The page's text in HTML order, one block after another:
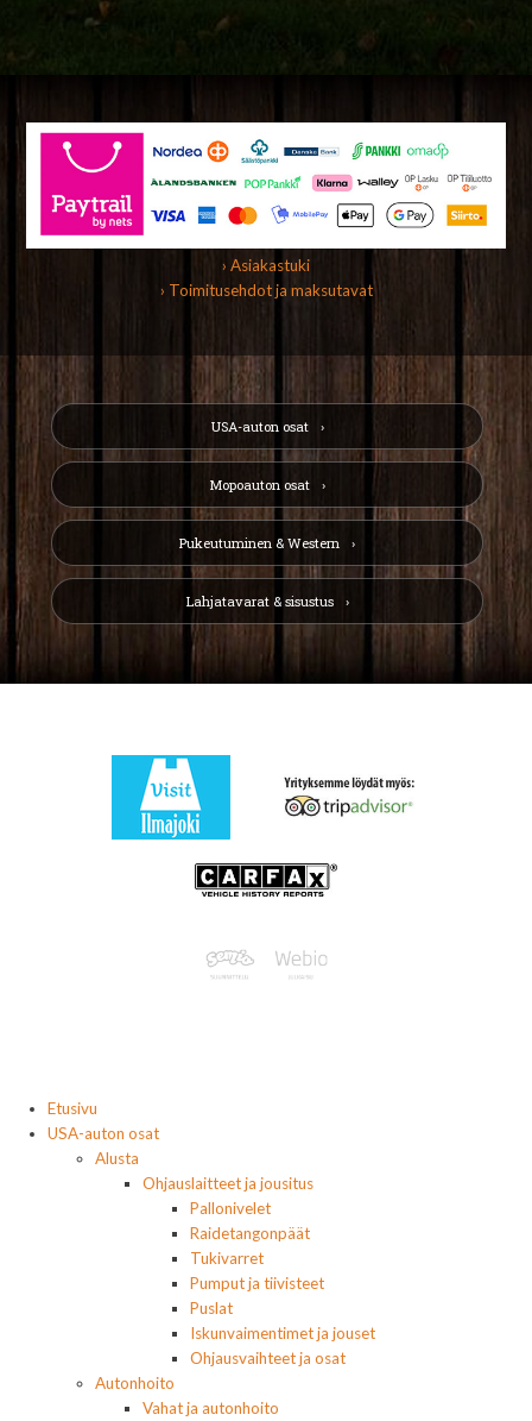
› Asiakastuki
› Toimitusehdot ja maksutavat
USA-auton osat
Mopoauton osat
Pukeutuminen & Western
Lahjatavarat & sisustus
Etusivu
USA-auton osat
Alusta
Ohjauslaitteet ja jousitus
Pallonivelet
Raidetangonpäät
Tukivarret
Pumput ja tiivisteet
Puslat
Iskunvaimentimet ja jouset
Ohjausvaihteet ja osat
Autonhoito
Vahat ja autonhoito